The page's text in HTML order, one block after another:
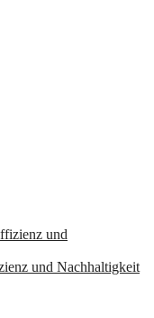
und Nachhaltigkeit